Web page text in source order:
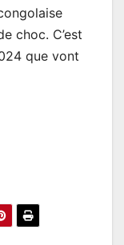
choc. C’est
que vont